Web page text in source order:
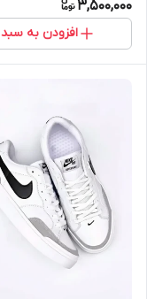
3,500,000
افزودن به سبد